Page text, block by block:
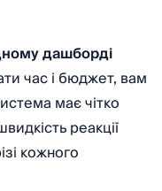
дашборді
час і бюджет, вам
має чітко
реакції
кожного